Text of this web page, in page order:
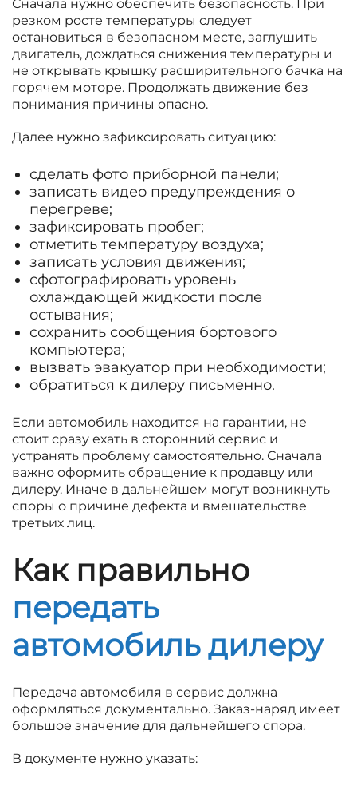
Сначала нужно обеспечить безопасность. При
резком росте температуры следует
остановиться в безопасном месте, заглушить
двигатель, дождаться снижения температуры и
не открывать крышку расширительного бачка на
горячем моторе. Продолжать движение без
понимания причины опасно.
Далее нужно зафиксировать ситуацию:
сделать фото приборной панели;
записать видео предупреждения о
перегреве;
зафиксировать пробег;
отметить температуру воздуха;
записать условия движения;
сфотографировать уровень
охлаждающей жидкости после
остывания;
сохранить сообщения бортового
компьютера;
вызвать эвакуатор при необходимости;
обратиться к дилеру письменно.
Если автомобиль находится на гарантии, не
стоит сразу ехать в сторонний сервис и
устранять проблему самостоятельно. Сначала
важно оформить обращение к продавцу или
дилеру. Иначе в дальнейшем могут возникнуть
споры о причине дефекта и вмешательстве
третьих лиц.
Как правильно
передать
автомобиль дилеру
Передача автомобиля в сервис должна
оформляться документально. Заказ-наряд имеет
большое значение для дальнейшего спора.
В документе нужно указать: